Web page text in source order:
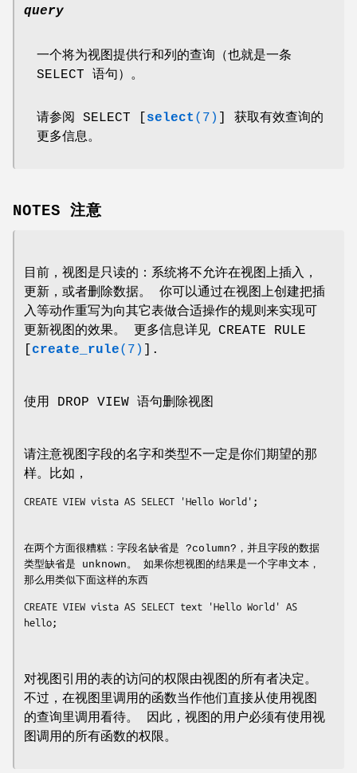
query
一个将为视图提供行和列的查询（也就是一条
SELECT 语句）。
请参阅 SELECT [ select (7)
] 获取有效查询的
更多信息。
NOTES 注意
目前，视图是只读的：系统将不允许在视图上插入，
更新，或者删除数据。 你可以通过在视图上创建把插
入等动作重写为向其它表做合适操作的规则来实现可
更新视图的效果。 更多信息详见 CREATE RULE
create_rule(7) ].
使用 DROP VIEW 语句删除视图
请注意视图字段的名字和类型不一定是你们期望的那
样。比如，
CREATE VIEW vista AS SELECT 'Hello World';
在两个方面很糟糕：字段名缺省是 ?column?，并且字段的数据
类型缺省是 unknown。 如果你想视图的结果是一个字串文本，
那么用类似下面这样的东西
CREATE VIEW vista AS SELECT text 'Hello World' AS
hello;
对视图引用的表的访问的权限由视图的所有者决定。
不过，在视图里调用的函数当作他们直接从使用视图
的查询里调用看待。 因此，视图的用户必须有使用视
图调用的所有函数的权限。